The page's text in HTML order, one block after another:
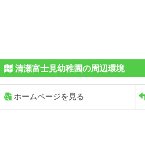
清瀬富士見幼稚園の周辺環境
ホームページを見る